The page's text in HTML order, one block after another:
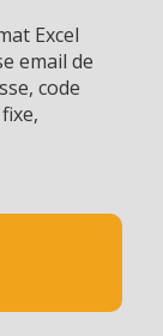
Excel
email de
code